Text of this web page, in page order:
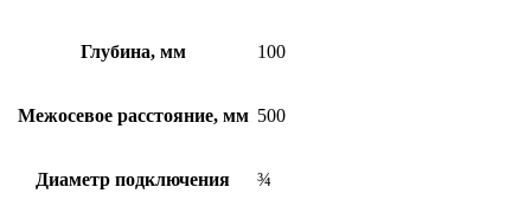
Глубина, мм 100
Межосевое расстояние, мм 500
Диаметр подключения ¾